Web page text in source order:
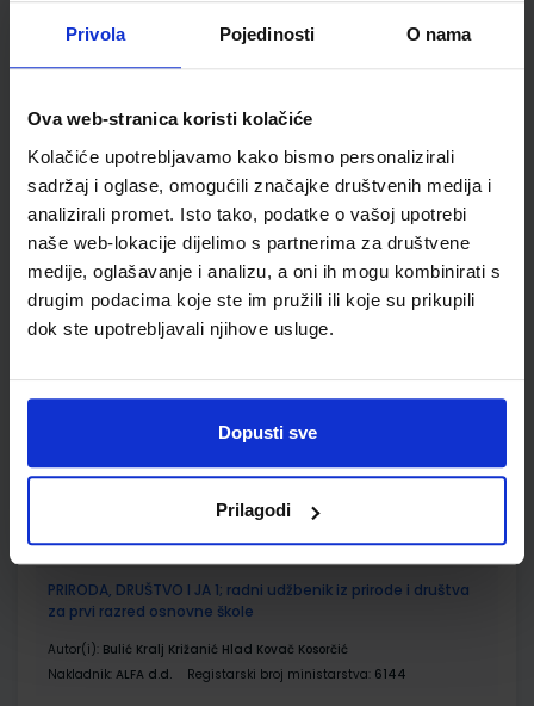
Privola Pojedinosti O nama
Ova web-stranica koristi kolačiće
Kolačiće upotrebljavamo kako bismo personalizirali
sadržaj i oglase, omogućili značajke društvenih medija i
analizirali promet. Isto tako, podatke o vašoj upotrebi
naše web-lokacije dijelimo s partnerima za društvene
medije, oglašavanje i analizu, a oni ih mogu kombinirati s
drugim podacima koje ste im pružili ili koje su prikupili
dok ste upotrebljavali njihove usluge.
Dopusti sve
Prilagodi
Autor(i):
Blagus Ljubić Klemše Flisar Odorčić Bubica Ružić Mihočka
ŠIFRA OMOTA:
Udžbenik Omot
E-SVIJET 1; radna bilježnica informatike u prvom razredu
osnovne škole
Autor(i):Josipa Blagus Marijana Šundov
ŠIFRA OMOTA:500744
Omot
PRIRODA, DRUŠTVO I JA 1; radni udžbenik iz prirode i društva
za prvi razred osnovne škole
Autor(i): Bulić Kralj Križanić Hlad Kovač Kosorčić
Nakladnik: ALFA d.d. Registarski broj ministarstva: 6144